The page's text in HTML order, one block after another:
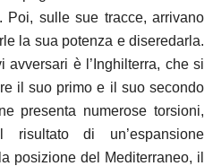
Poi, sulle sue tracce, arrivano
la sua potenza e diseredarla.
avversari è l’Inghilterra, che si
il suo primo e il suo secondo
presenta numerose torsioni,
di un’espansione
posizione del Mediterraneo, il